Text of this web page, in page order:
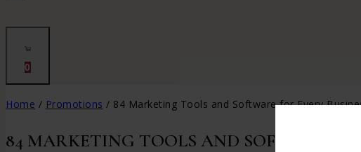
0
Home / Promotions / 84 Marketing Tools and Software for Every
84 MARKETING TOOLS AND SOFTWARE